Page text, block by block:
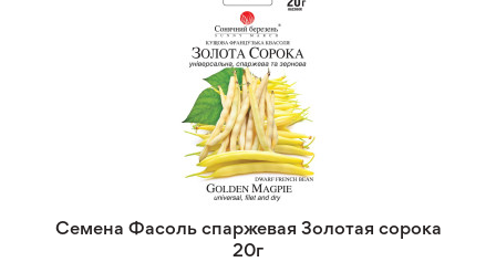
Семена Фасоль спаржевая Золотая сорока
20г